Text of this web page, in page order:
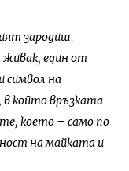
зародиш.
един от
символ на
който връзката
което – само по
на майката и